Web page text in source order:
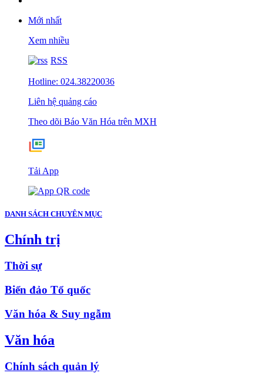
Mới nhất
Xem nhiều
RSS
Hotline: 024.38220036
Liên hệ quảng cáo
Theo dõi Báo Văn Hóa trên MXH
Tải App
DANH SÁCH CHUYÊN MỤC
Chính trị
Thời sự
Biển đảo Tổ quốc
Văn hóa & Suy ngẫm
Văn hóa
Chính sách quản lý